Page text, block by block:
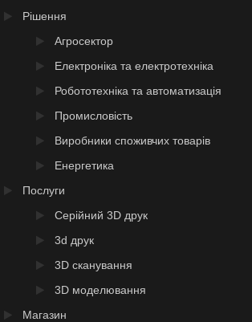
Рішення
Агросектор
Електроніка та електротехніка
Робототехніка та автоматизація
Промисловість
Виробники споживчих товарів
Енергетика
Послуги
Серійний 3D друк
3d друк
3D сканування
3D моделювання
Магазин